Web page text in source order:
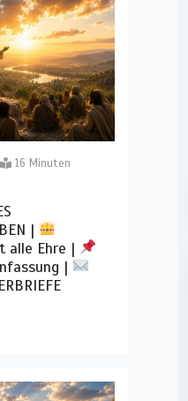
16 Minuten
|
alle Ehre |
|